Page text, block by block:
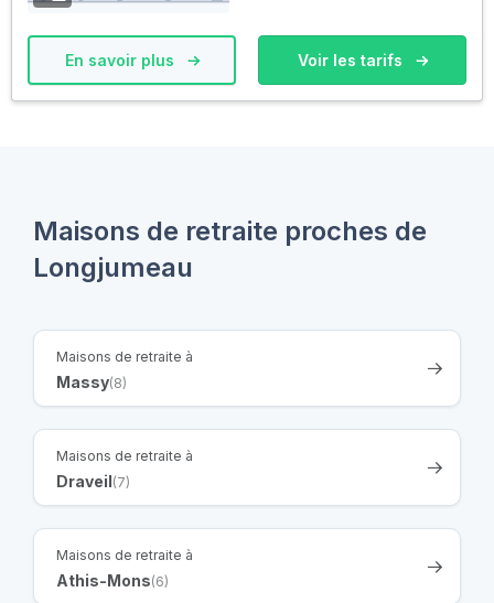
En savoir plus Voir les tarifs
Maisons de retraite proches de
Longjumeau
Maisons de retraite à
Massy(8)
Maisons de retraite à
Draveil(7)
Maisons de retraite à
Athis-Mons(6)